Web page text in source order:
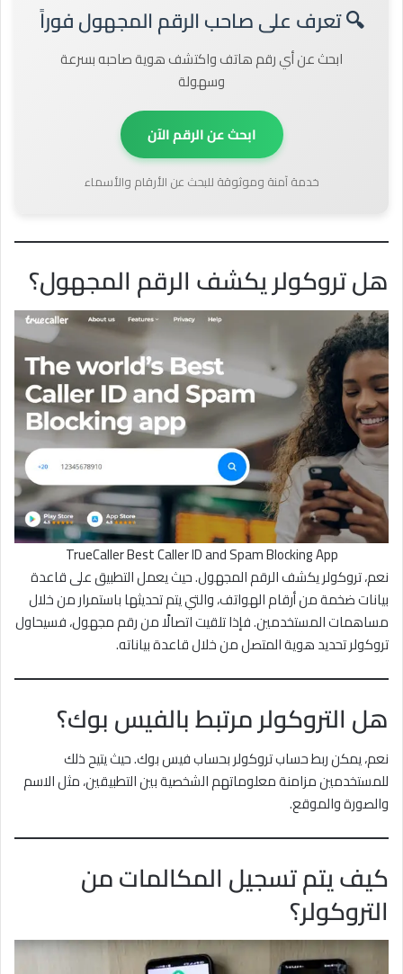
🔍 تعرف على صاحب الرقم المجهول فوراً
ابحث عن أي رقم هاتف واكتشف هوية صاحبه بسرعة
وسهولة
ابحث عن الرقم الآن
خدمة آمنة وموثوقة للبحث عن الأرقام والأسماء
هل تروكولر يكشف الرقم المجهول؟
TrueCaller Best Caller ID and Spam Blocking App
نعم، تروكولر يكشف الرقم المجهول. حيث يعمل التطبيق على قاعدة
بيانات ضخمة من أرقام الهواتف، والتي يتم تحديثها باستمرار من خلال
مساهمات المستخدمين. فإذا تلقيت اتصالًا من رقم مجهول، فسيحاول
تروكولر تحديد هوية المتصل من خلال قاعدة بياناته.
هل التروكولر مرتبط بالفيس بوك؟
نعم، يمكن ربط حساب تروكولر بحساب فيس بوك. حيث يتيح ذلك
للمستخدمين مزامنة معلوماتهم الشخصية بين التطبيقين، مثل الاسم
والصورة والموقع.
كيف يتم تسجيل المكالمات من
التروكولر؟